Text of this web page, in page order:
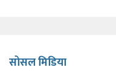
सोसल मिडिया